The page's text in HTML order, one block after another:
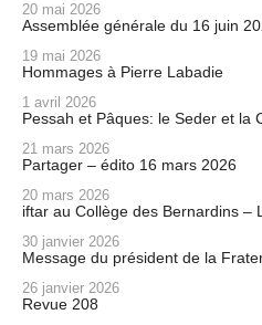
20 mai 2026
Assemblée générale du 16 juin
19 mai 2026
Hommages à Pierre Labadie
1 avril 2026
Pessah et Pâques: le Seder et la
21 mars 2026
Partager – édito 16 mars 2026
20 mars 2026
iftar au Collège des Bernardins –
30 janvier 2026
Message du président de la
26 janvier 2026
Revue 208